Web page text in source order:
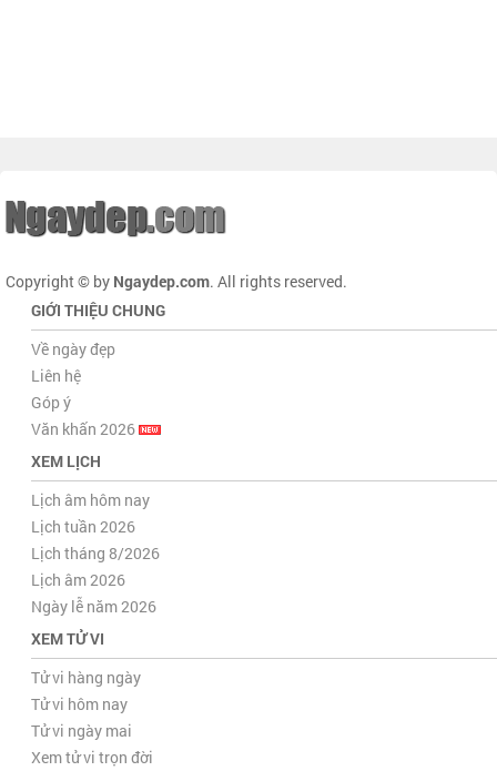
Copyright © by Ngaydep.com. All rights reserved.
GIỚI THIỆU CHUNG
Về ngày đẹp
Liên hệ
Góp ý
Văn khấn 2026
XEM LỊCH
Lịch âm hôm nay
Lịch tuần 2026
Lịch tháng 8/2026
Lịch âm 2026
Ngày lễ năm 2026
XEM TỬ VI
Tử vi hàng ngày
Tử vi hôm nay
Tử vi ngày mai
Xem tử vi trọn đời